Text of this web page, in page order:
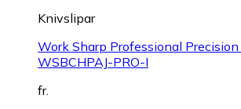
Knivslipar
Work Sharp Professional
WSBCHPAJ-PRO-I
fr.